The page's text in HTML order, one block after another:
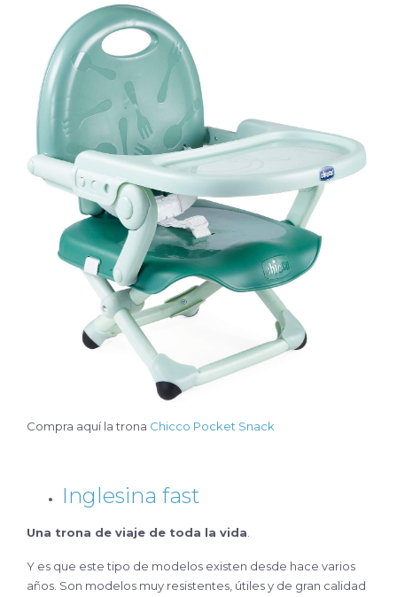
Compra aquí la trona Chicco Pocket Snack
Inglesina fast
Una trona de viaje de toda la vida
Y es que este tipo de modelos existen desde hace varios
años. Son modelos muy resistentes, útiles y de gran calidad